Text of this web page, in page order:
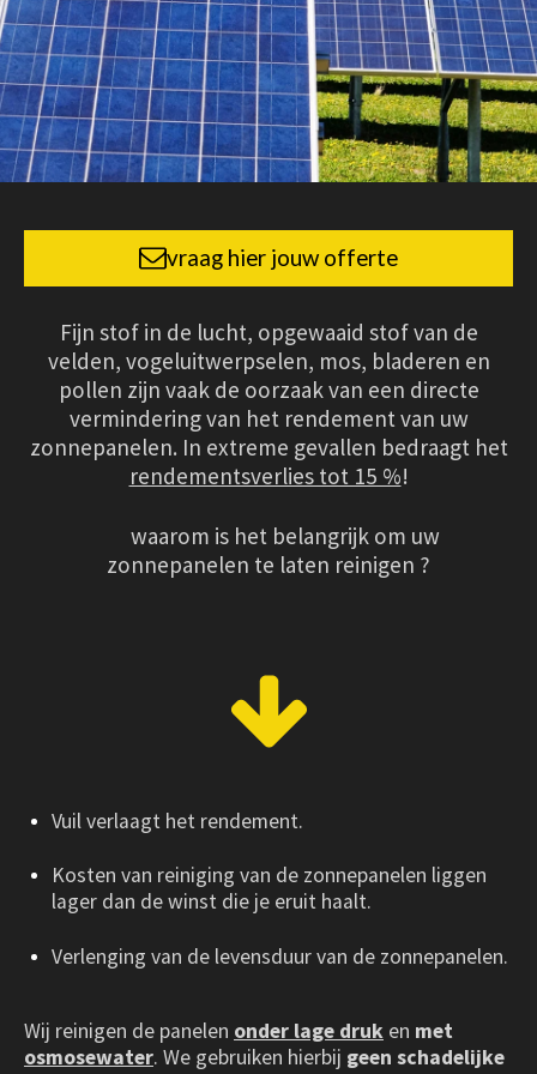
vraag hier jouw offerte
Fijn stof in de lucht, opgewaaid stof van de
velden, vogeluitwerpselen, mos, bladeren en
pollen zijn vaak de oorzaak van een directe
vermindering van het rendement van uw
zonnepanelen. In extreme gevallen bedraagt het
rendementsverlies tot 15 %!
waarom is het belangrijk om uw
zonnepanelen te laten reinigen ?
Vuil verlaagt het rendement.
Kosten van reiniging van de zonnepanelen liggen
lager dan de winst die je eruit haalt.
Verlenging van de levensduur van de zonnepanelen.
Wij reinigen de panelen onder lage druk en met
osmosewater. We gebruiken hierbij geen schadelijke